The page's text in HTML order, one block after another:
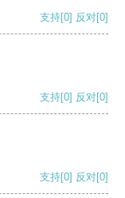
支持[0] 反对[0]
支持[0] 反对[0]
支持[0] 反对[0]